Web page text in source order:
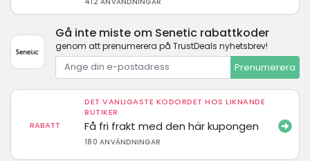
Gå inte miste om Senetic rabattkoder
genom att prenumerera på TrustDeals nyhetsbrev!
Prenumerera
RABATT
DET VANLIGASTE KODORDET HOS LIKNANDE
BUTIKER
Få fri frakt med den här kupongen
180 ANVÄNDNINGAR